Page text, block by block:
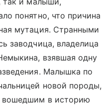
понятно, что причина
мутация. Странными
заводчица, владелица
взявшая одну
Малышка по
новой породы,
вошедшим в историю